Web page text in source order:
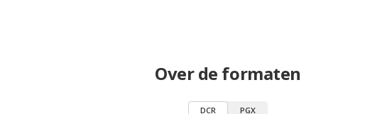
Over de formaten
DCR PGX